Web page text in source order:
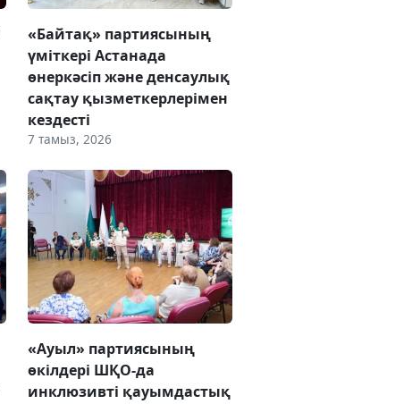
«Байтақ» партиясының
үміткері Астанада
өнеркәсіп және денсаулық
сақтау қызметкерлерімен
кездесті
7 тамыз, 2026
«Ауыл» партиясының
өкілдері ШҚО-да
инклюзивті қауымдастық